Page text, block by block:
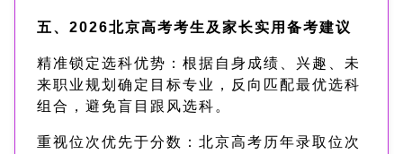
五、2026北京高考考生及家长实用备考建议
精准锁定选科优势：根据自身成绩、兴趣、未
来职业规划确定目标专业，反向匹配最优选科
组合，避免盲目跟风选科。
重视位次优先于分数：北京高考历年录取位次